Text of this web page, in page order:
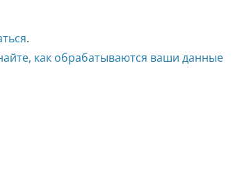
.
как обрабатываются ваши данные